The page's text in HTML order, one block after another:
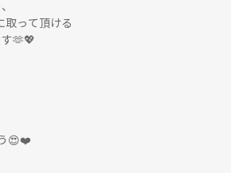
取って頂ける
🫶💖
😍❤️